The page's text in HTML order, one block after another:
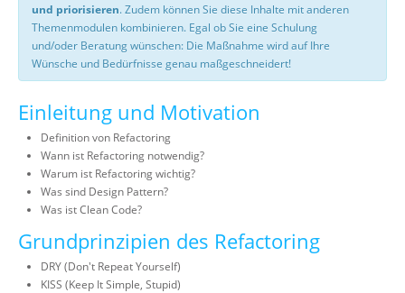
und priorisieren. Zudem können Sie diese Inhalte mit anderen
Themenmodulen kombinieren. Egal ob Sie eine Schulung
und/oder Beratung wünschen: Die Maßnahme wird auf Ihre
Wünsche und Bedürfnisse genau maßgeschneidert!
Einleitung und Motivation
Definition von Refactoring
Wann ist Refactoring notwendig?
Warum ist Refactoring wichtig?
Was sind Design Pattern?
Was ist Clean Code?
Grundprinzipien des Refactoring
DRY (Don't Repeat Yourself)
KISS (Keep It Simple, Stupid)